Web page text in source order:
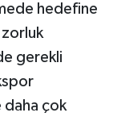
hedefine
zorluk
gerekli
daha çok